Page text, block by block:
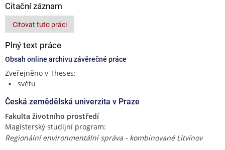
Citační záznam
Citovat tuto práci
Plný text práce
Obsah online archivu závěrečné práce
Zveřejněno v Theses:
světu
Česká zemědělská univerzita v Praze
Fakulta životního prostředí
Magisterský studijní program:
Regionální environmentální správa - kombinované Litvínov